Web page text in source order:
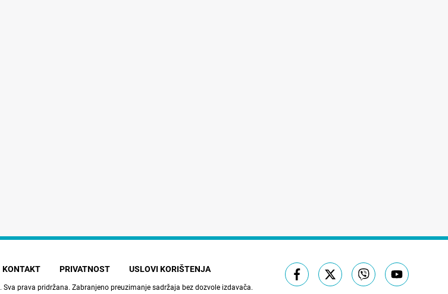
KONTAKT PRIVATNOST USLOVI KORIŠTENJA
. Sva prava pridržana. Zabranjeno preuzimanje sadržaja bez dozvole izdavača.